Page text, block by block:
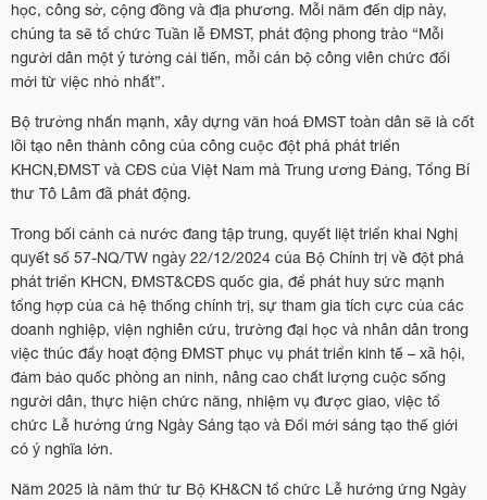
học, công sở, cộng đồng và địa phương. Mỗi năm đến dịp này,
chúng ta sẽ tổ chức Tuần lễ ĐMST, phát động phong trào “Mỗi
người dân một ý tưởng cải tiến, mỗi cán bộ công viên chức đổi
mới từ việc nhỏ nhất”.
Bộ trưởng nhấn mạnh, xây dựng văn hoá ĐMST toàn dân sẽ là cốt
lõi tạo nên thành công của công cuộc đột phá phát triển
KHCN,ĐMST và CĐS của Việt Nam mà Trung ương Đảng, Tổng Bí
thư Tô Lâm đã phát động.
Trong bối cảnh cả nước đang tập trung, quyết liệt triển khai Nghị
quyết số 57-NQ/TW ngày 22/12/2024 của Bộ Chính trị về đột phá
phát triển KHCN, ĐMST&CĐS quốc gia, để phát huy sức mạnh
tổng hợp của cả hệ thống chính trị, sự tham gia tích cực của các
doanh nghiệp, viện nghiên cứu, trường đại học và nhân dân trong
việc thúc đẩy hoạt động ĐMST phục vụ phát triển kinh tế – xã hội,
đảm bảo quốc phòng an ninh, nâng cao chất lượng cuộc sống
người dân, thực hiện chức năng, nhiệm vụ được giao, việc tổ
chức Lễ hưởng ứng Ngày Sáng tạo và Đổi mới sáng tạo thế giới
có ý nghĩa lớn.
Năm 2025 là năm thứ tư Bộ KH&CN tổ chức Lễ hướng ứng Ngày